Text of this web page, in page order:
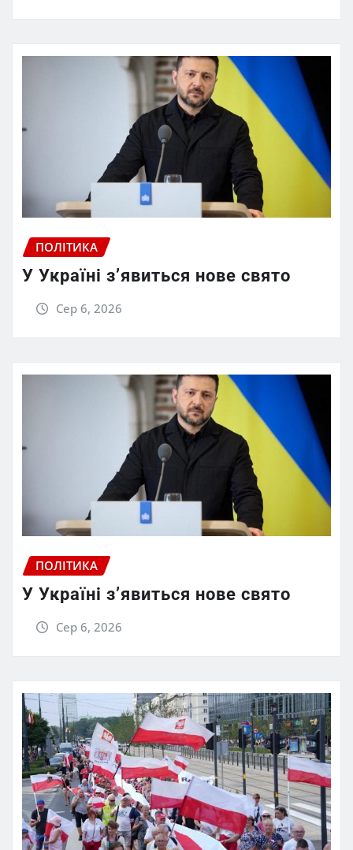
ПОЛІТИКА
У Україні з’явиться нове свято
Сер 6, 2026
ПОЛІТИКА
У Україні з’явиться нове свято
Сер 6, 2026